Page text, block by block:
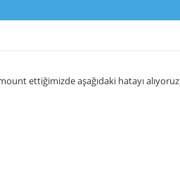
ettiğimizde aşağıdaki hatayı alıyoruz